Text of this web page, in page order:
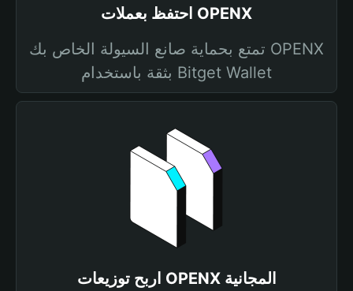
احتفظ بعملات OPENX
تمتع بحماية صانع السيولة الخاص بك OPENX
بثقة باستخدام Bitget Wallet
اربح توزيعات OPENX المجانية